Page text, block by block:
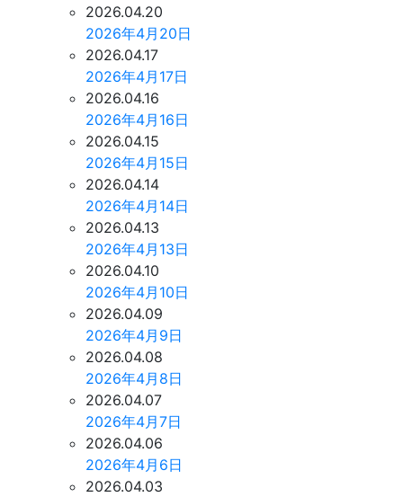
2026.04.20
2026年4月20日
2026.04.17
2026年4月17日
2026.04.16
2026年4月16日
2026.04.15
2026年4月15日
2026.04.14
2026年4月14日
2026.04.13
2026年4月13日
2026.04.10
2026年4月10日
2026.04.09
2026年4月9日
2026.04.08
2026年4月8日
2026.04.07
2026年4月7日
2026.04.06
2026年4月6日
2026.04.03